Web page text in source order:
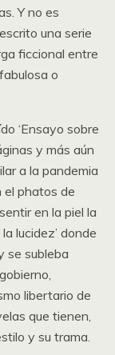
Y no es
una serie
ficcional entre
o
‘Ensayo sobre
y más aún
a la pandemia
el phatos de
en la piel la
lucidez’ donde
se subleba
libertario de
que tienen,
y su trama.